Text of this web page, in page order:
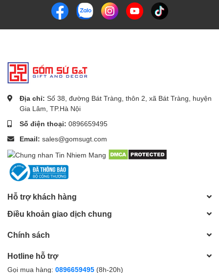
Địa chỉ: Số 38, đường Bát Tràng, thôn 2, xã Bát Tràng, huyện
Gia Lâm, TP.Hà Nội
Số điện thoại: 0896659495
Email: sales@gomsugt.com
Hỗ trợ khách hàng
Điều khoản giao dịch chung
Chính sách
Hotline hỗ trợ
Gọi mua hàng: 0896659495 (8h-20h)